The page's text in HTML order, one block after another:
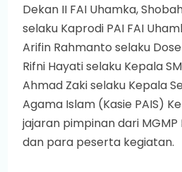
Dekan II FAI Uhamka,
selaku Kaprodi PAI FAI
Arifin Rahmanto selaku
Rifni Hayati selaku Kepala
Ahmad Zaki selaku Kepala
Agama Islam (Kasie PAIS)
jajaran pimpinan dari MGMP
dan para peserta kegiatan.